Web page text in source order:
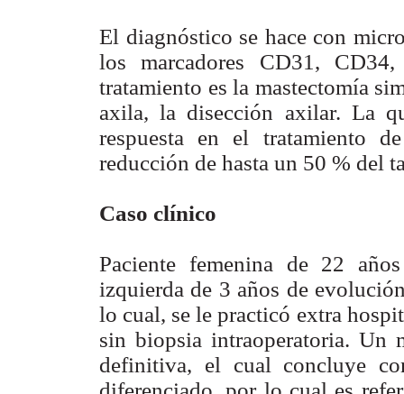
El diagnóstico se hace con
los marcadores CD31,
tratamiento es la mastectomía
axila, la disección axilar. La
respuesta en el tratamiento
reducción de hasta un 50 % del
Caso clínico
Paciente femenina de 22
izquierda de 3 años de
lo cual, se le practicó extra
sin biopsia intraoperatoria. Un
definitiva, el cual concluye